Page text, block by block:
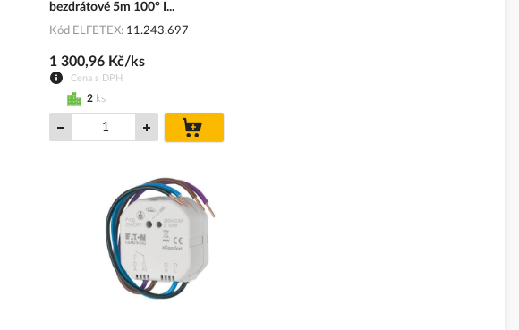
bezdrátové 5m 100° I...
Kód ELFETEX 11.243.697
Cena s DPH
1 300,96 Kč/ks
2 ks
košíku